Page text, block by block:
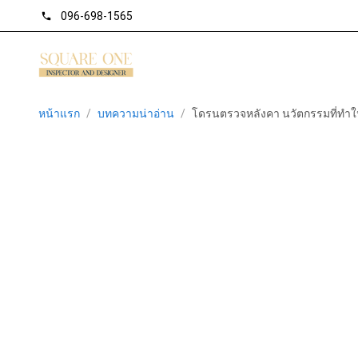
phone 096-698-1565
หน้าแรก / บทความน่าอ่าน / โดรนตรวจหลังคา นวัตกรรมที่ทำ